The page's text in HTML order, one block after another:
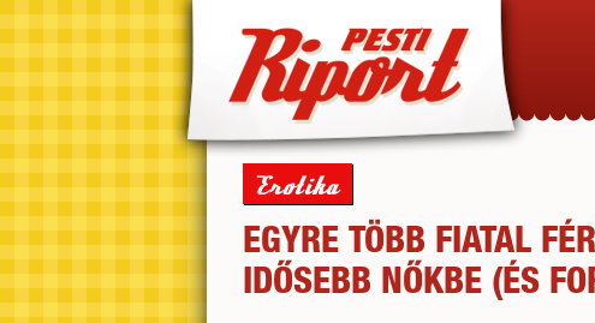
Erotika
EGYRE TÖBB FIATAL
IDŐSEBB NŐKBE (ÉS